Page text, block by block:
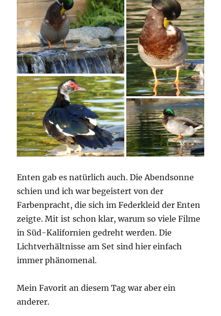
Enten gab es natürlich auch. Die Abendsonne
schien und ich war begeistert von der
Farbenpracht, die sich im Federkleid der Enten
zeigte. Mit ist schon klar, warum so viele Filme
in Süd-Kalifornien gedreht werden. Die
Lichtverhältnisse am Set sind hier einfach
immer phänomenal.
Mein Favorit an diesem Tag war aber ein
anderer.